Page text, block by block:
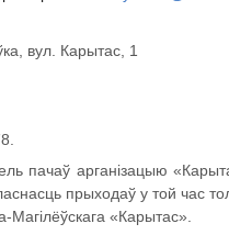
вул. Карытас, 1
пачаў арганізацыю
прыходаў у той час
«Карытас».